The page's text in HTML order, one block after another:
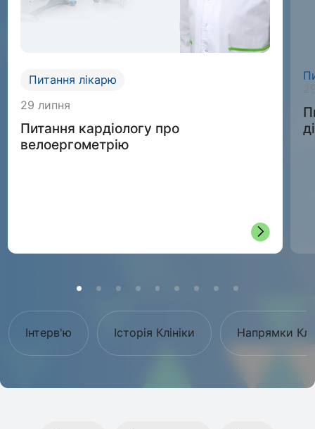
Питання лікарю
29 липня
Питання кардіологу про
велоергометрію
Інтерв'ю Історія Клініки Напрямки